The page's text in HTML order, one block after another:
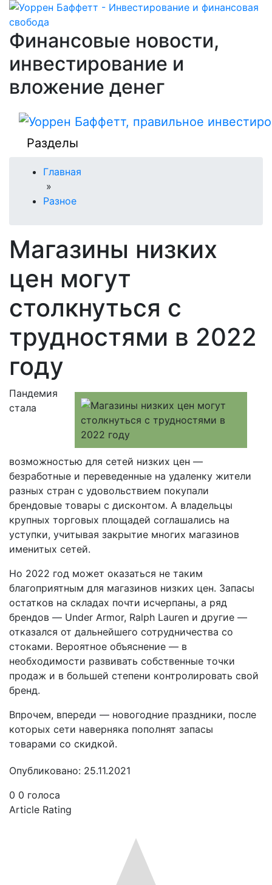
Финансовые новости,
инвестирование и
вложение денег
Разделы
Главная
»
Разное
Магазины низких
цен могут
столкнуться с
трудностями в 2022
году
Пандемия
стала
возможностью для сетей низких цен —
безработные и переведенные на удаленку жители
разных стран с удовольствием покупали
брендовые товары с дисконтом. А владельцы
крупных торговых площадей соглашались на
уступки, учитывая закрытие многих магазинов
именитых сетей.
Но 2022 год может оказаться не таким
благоприятным для магазинов низких цен. Запасы
остатков на складах почти исчерпаны, а ряд
брендов — Under Armor, Ralph Lauren и другие —
отказался от дальнейшего сотрудничества со
стоками. Вероятное объяснение — в
необходимости развивать собственные точки
продаж и в большей степени контролировать свой
бренд.
Впрочем, впереди — новогодние праздники, после
которых сети наверняка пополнят запасы
товарами со скидкой.
Опубликовано: 25.11.2021
0 0 голоса
Article Rating